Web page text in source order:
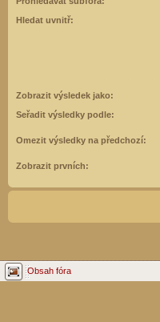
Hledat uvnitř:
Zobrazit výsledek jako:
Seřadit výsledky podle:
Omezit výsledky na předchozí:
Zobrazit prvních:
Obsah fóra